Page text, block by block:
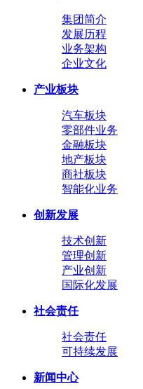
集团简介
发展历程
业务架构
企业文化
产业板块
汽车板块
零部件业务
金融板块
地产板块
商社板块
智能化业务
创新发展
技术创新
管理创新
产业创新
国际化发展
社会责任
社会责任
可持续发展
新闻中心